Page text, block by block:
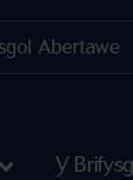
Y